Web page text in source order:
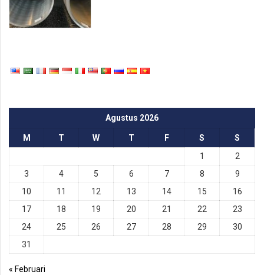
Agustus 2026
M T W T F S
S
1
2
3
4 5 6 7 8
9
10
11 12 13 14 15
16
17
18 19 20 21 22
23
24
25 26 27 28 29
30
31
« Februari